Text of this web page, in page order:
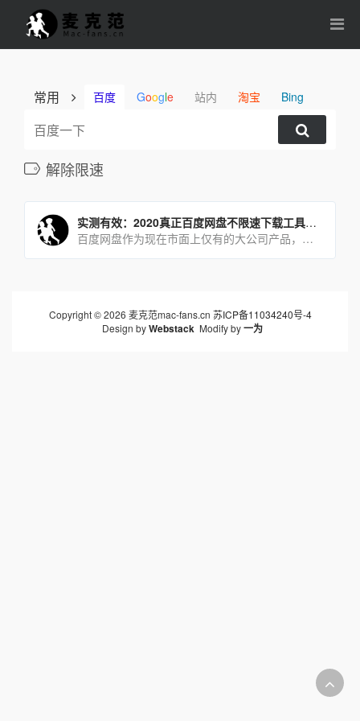
常用 百度 Google 站内 淘宝 Bing
解除限速
实测有效：2020真正百度网盘不限速下载工具，高速下载无封号风险
百度网盘作为现在市面上仅有的大公司产品，一直让人又爱又恨，爱的是还有免费的网盘可用。恨的是不开会员，你就是逆天[…]
Copyright © 2026 麦克范mac-fans.cn 苏ICP备11034240号-4
Design byWebstack Modify by一为